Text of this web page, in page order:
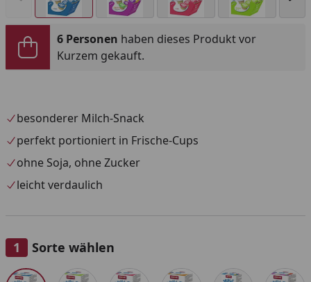
6 Personen haben dieses Produkt vor
Kurzem gekauft.
besonderer Milch-Snack
perfekt portioniert in Frische-Cups
ohne Soja, ohne Zucker
leicht verdaulich
Sorte wählen
Alle anzeigen (6)